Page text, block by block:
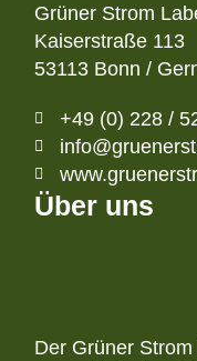
Grüner Strom
Kaiserstraße 113
53113 Bonn /
+49 (0) 228 /
Über uns
Der Grüner